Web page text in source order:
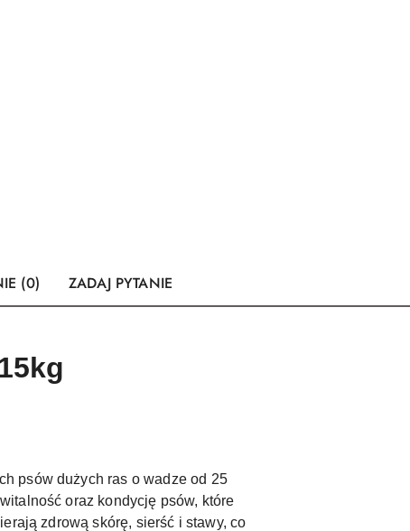
(0) ZADAJ PYTANIE
psów dużych ras o wadze od 25
oraz kondycję psów, które
zdrową skórę, sierść i stawy, co